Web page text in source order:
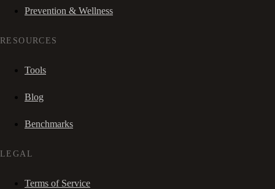
Prevention & Wellness
RESOURCES
Tools
Blog
Benchmarks
LEGAL
Terms of Service